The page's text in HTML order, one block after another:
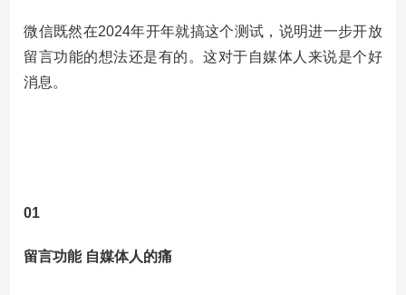
微信既然在2024年开年就搞这个测试，说明进一步开放
留言功能的想法还是有的。这对于自媒体人来说是个好
消息。
01
留言功能 自媒体人的痛